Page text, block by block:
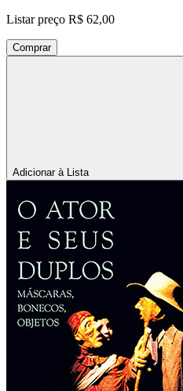
Listar preço R$ 62,00
Comprar
Adicionar à Lista